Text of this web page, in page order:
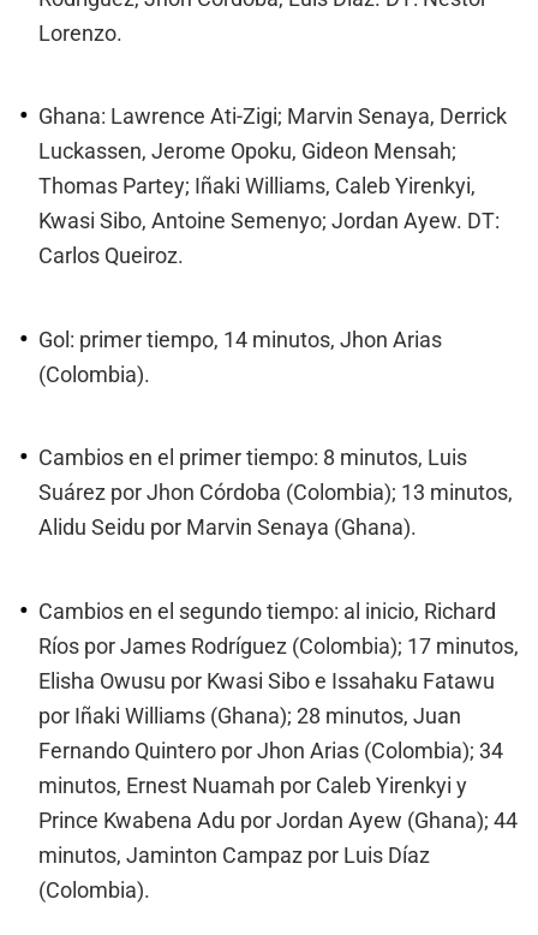
Lorenzo.
Ghana: Lawrence Ati-Zigi; Marvin Senaya, Derrick
Luckassen, Jerome Opoku, Gideon Mensah;
Thomas Partey; Iñaki Williams, Caleb Yirenkyi,
Kwasi Sibo, Antoine Semenyo; Jordan Ayew. DT:
Carlos Queiroz.
Gol: primer tiempo, 14 minutos, Jhon Arias
(Colombia).
Cambios en el primer tiempo: 8 minutos, Luis
Suárez por Jhon Córdoba (Colombia); 13 minutos,
Alidu Seidu por Marvin Senaya (Ghana).
Cambios en el segundo tiempo: al inicio, Richard
Ríos por James Rodríguez (Colombia); 17 minutos,
Elisha Owusu por Kwasi Sibo e Issahaku Fatawu
por Iñaki Williams (Ghana); 28 minutos, Juan
Fernando Quintero por Jhon Arias (Colombia); 34
minutos, Ernest Nuamah por Caleb Yirenkyi y
Prince Kwabena Adu por Jordan Ayew (Ghana); 44
minutos, Jaminton Campaz por Luis Díaz
(Colombia).